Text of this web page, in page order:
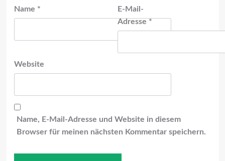
Name *
E-Mail-
Adresse*
Website
Name, E-Mail-Adresse und Website in diesem
Browser für meinen nächsten Kommentar speichern.